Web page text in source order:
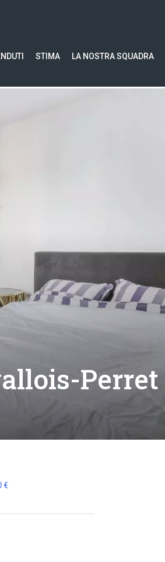
STIMA LA NOSTRA SQUADRA
Perret
€